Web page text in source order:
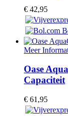
€ 42,95
Meer
Oase
Capaciteit
€ 61,95